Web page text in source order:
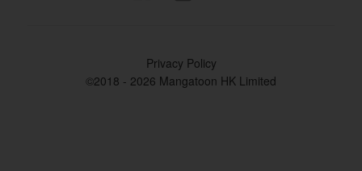
Privacy Policy
©2018 - 2026 Mangatoon HK Limited